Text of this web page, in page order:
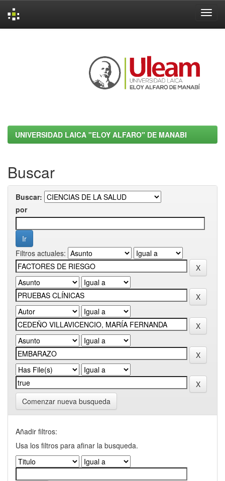
UNIVERSIDAD LAICA "ELOY ALFARO" DE MANABI
Buscar
Buscar:
por
Filtros actuales:
Comenzar nueva busqueda
Añadir filtros:
Usa los filtros para afinar la busqueda.